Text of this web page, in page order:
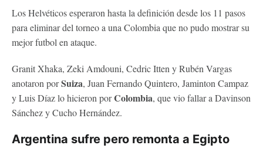
Los Helvéticos esperaron hasta la definición desde los 11 pasos
para eliminar del torneo a una Colombia que no pudo mostrar su
mejor futbol en ataque.
Granit Xhaka, Zeki Amdouni, Cedric Itten y Rubén Vargas
anotaron porSuiza, Juan Fernando Quintero, Jaminton Campaz
y Luis Díaz lo hicieron porColombia, que vio fallar a Davinson
Sánchez y Cucho Hernández.
Argentina sufre pero remonta a Egipto